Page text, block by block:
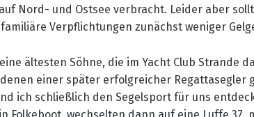
auf Nord- und Ostsee verbracht. Leider aber
Verpflichtungen zunächst weniger
ältesten Söhne, die im Yacht Club Strande
einer spätererfolgreicher Regattasegler
ich schließlich den Segelsport für uns